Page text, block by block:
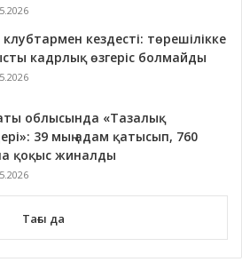
кездесті: төрешілікке
кадрлық өзгеріс болмайды
облысында «Тазалық
39 мың адам қатысып, 760
қоқыс жиналды
Тағы да